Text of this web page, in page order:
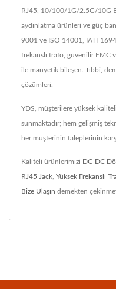
RJ45, 10/100/1G/2.5G/10G
aydınlatma ürünleri ve güç
9001 ve ISO 14001,
frekanslı trafo, güvenilir EMC
ile manyetik bileşen. Tıbbi,
çözümleri.
YDS, müşterilere yüksek
sunmaktadır; hem gelişmiş
her müşterinin taleplerinin
Kaliteli ürünlerimizi DC-DC
RJ45 Jack Yüksek Frekanslı
Bize Ulaşın demekten